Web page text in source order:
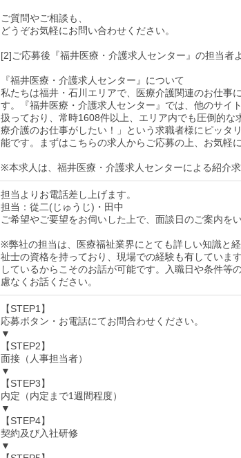
ご質問やご相談も、
どうぞお気軽にお問い合わせください。
[2]ご応募後『福井医療・介護求人センター』の担当者
『福井医療・介護求人センター』について
私たちは福井・石川エリアで、医療介護関連のお仕事
す。『福井医療・介護求人センター』では、他のサイ
扱っており、常時1608件以上、エリア内でも圧倒的な
療介護のお仕事がしたい！」という求職者様にピッタ
能です。まずはこちらの求人からご応募の上、お気軽
※本求人は、福井医療・介護求人センターによる紹介求
担当よりお電話差し上げます。
担当：從二(じゅうじ)・田中
ご希望やご要望をお伺いした上で、面談日のご案内をい
※弊社の担当は、医療福祉業界にとても詳しい知識と
祉士の資格を持っており、現場での経験も有していま
しているからこそのお話が可能です。入職日や条件等
慮なくお話ください。
【STEP1】
応募ボタン・お電話にてお問合わせください。
▼
【STEP2】
面接（人事担当者）
▼
【STEP3】
内定（内定まで1週間程度）
▼
【STEP4】
契約及び入社研修
▼